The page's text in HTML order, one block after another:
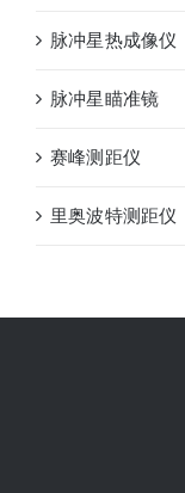
脉冲星热成像仪
脉冲星瞄准镜
赛峰测距仪
里奥波特测距仪